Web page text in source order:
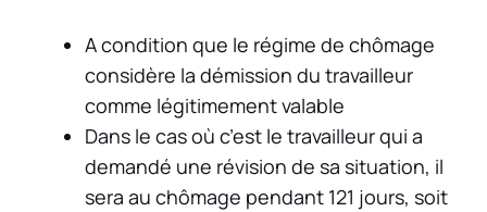
A condition que le régime de chômage
considère la démission du travailleur
comme légitimement valable
Dans le cas où c’est le travailleur qui a
demandé une révision de sa situation, il
sera au chômage pendant 121 jours, soit